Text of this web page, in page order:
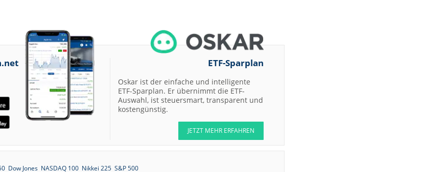
ETF-Sparplan
Oskar ist der einfache und intelligente
ETF-Sparplan. Er übernimmt die ETF-
Auswahl, ist steuersmart, transparent und
kostengünstig.
JETZT MEHR ERFAHREN
Dow Jones NASDAQ 100 Nikkei 225 S&P 500